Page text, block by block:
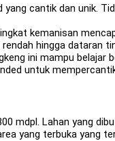
cantik dan unik.
kemanisan
hingga dataran
ini mampu
untuk
mdpl. Lahan yang
yang terbuka yang